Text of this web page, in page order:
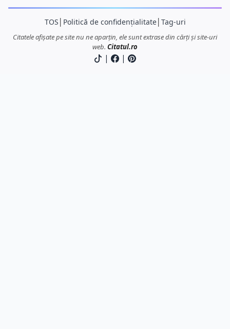
TOS Politică de confidențialitate│ Tag-uri
Citatele afișate pe site nu ne aparțin, ele sunt extrase din cărți și site-uri
web. Citatul.ro
| |